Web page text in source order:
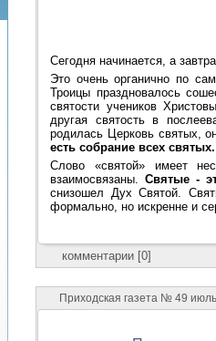
Сегодня начинается, а
Это очень органично по
Троицы праздновалось
святости учеников
другая святость в
родилась Церковь святых,
есть собрание всех святых.
Слово «святой» имеет
взаимосвязаны.Святые -
снизошел Дух Святой.
формально, но искренне и
комментарии [0]
Приходская газета № 49